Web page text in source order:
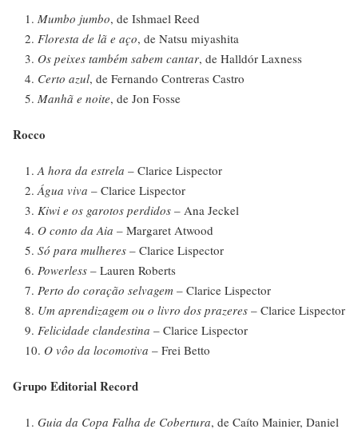
Mumbo jumbo, de Ishmael Reed
Floresta de lã e aço, de Natsu miyashita
Os peixes também sabem cantar, de Halldór Laxness
Certo azul, de Fernando Contreras Castro
Manhã e noite, de Jon Fosse
Rocco
A hora da estrela – Clarice Lispector
Água viva – Clarice Lispector
Kiwi e os garotos perdidos – Ana Jeckel
O conto da Aia – Margaret Atwood
Só para mulheres – Clarice Lispector
Powerless – Lauren Roberts
Perto do coração selvagem – Clarice Lispector
Um aprendizagem ou o livro dos prazeres – Clarice Lispector
Felicidade clandestina – Clarice Lispector
O vôo da locomotiva – Frei Betto
Grupo Editorial Record
Guia da Copa Falha de Cobertura, de Caíto Mainier, Daniel